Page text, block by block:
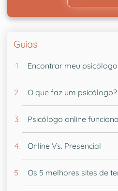
Guias
Encontrar meu psicólogo
O que faz um psicólogo?
Psicólogo online
Online Vs. Presencial
Os 5 melhores sites de